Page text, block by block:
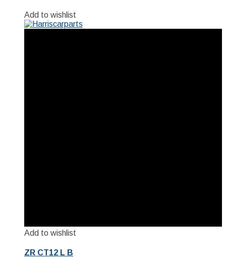
Add to wishlist
Add to wishlist
ZR CT12 L B